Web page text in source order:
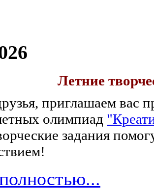
Летние
приглашаем вас
олимпиад
задания